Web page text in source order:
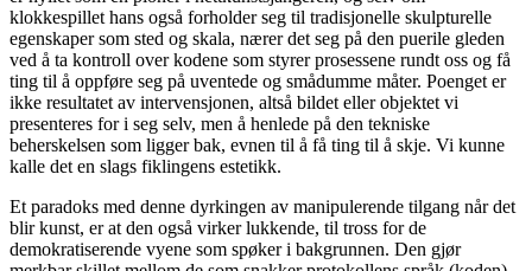
klokkespillet hans også forholder seg til tradisjonelle skulpturelle
egenskaper som sted og skala, nærer det seg på den puerile gleden
ved å ta kontroll over kodene som styrer prosessene rundt oss og få
ting til å oppføre seg på uventede og smådumme måter. Poenget er
ikke resultatet av intervensjonen, altså bildet eller objektet vi
presenteres for i seg selv, men å henlede på den tekniske
beherskelsen som ligger bak, evnen til å få ting til å skje. Vi kunne
kalle det en slags fiklingens estetikk.
Et paradoks med denne dyrkingen av manipulerende tilgang når det
blir kunst, er at den også virker lukkende, til tross for de
demokratiserende vyene som spøker i bakgrunnen. Den gjør